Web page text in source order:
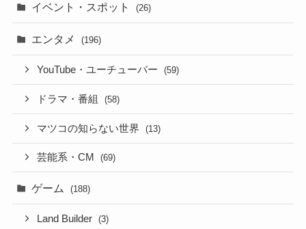
イベント・スポット (26)
エンタメ (196)
YouTube・ユーチューバー (59)
ドラマ・番組 (58)
マツコの知らない世界 (13)
芸能系・CM (69)
ゲーム (188)
Land Builder (3)